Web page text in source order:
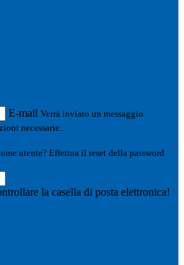
E-mail Verrà inviato un messaggio
necessarie.
utente? Effettua il reset della password
la casella di posta elettronica!